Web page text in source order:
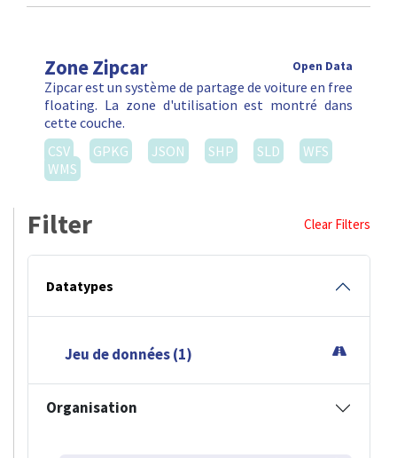
Zone Zipcar Open Data
Zipcar est un système de partage de voiture en free
floating. La zone d'utilisation est montré dans
cette couche.
CSV
GPKG JSON SHP SLD
WFS
WMS
Filter Clear Filters
Datatypes
Jeu de données (1)
Organisation